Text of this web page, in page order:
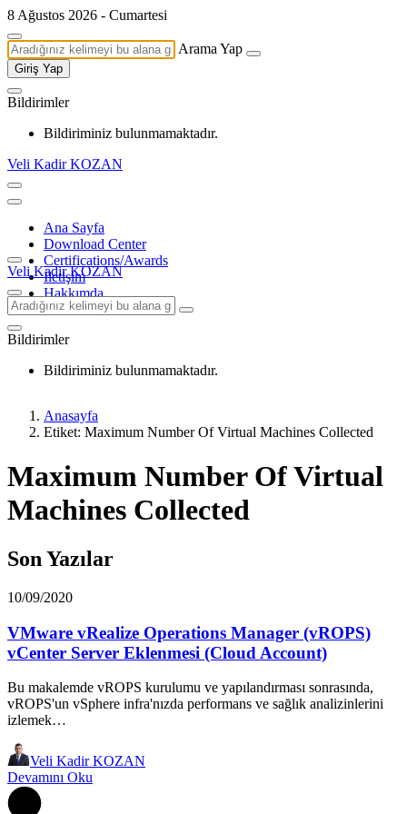
8 Ağustos 2026 - Cumartesi
Arama Yap
Giriş Yap
Bildirimler
Bildiriminiz bulunmamaktadır.
Veli Kadir KOZAN
Ana Sayfa
Download Center
Certifications/Awards
İletişim
Hakkımda
Veli Kadir KOZAN
Bildirimler
Bildiriminiz bulunmamaktadır.
Anasayfa
Etiket: Maximum Number Of Virtual Machines Collected
Maximum Number Of Virtual
Machines Collected
Son Yazılar
10/09/2020
VMware vRealize Operations Manager (vROPS)
vCenter Server Eklenmesi (Cloud Account)
Bu makalemde vROPS kurulumu ve yapılandırması sonrasında,
vROPS'un vSphere infra'nızda performans ve sağlık analizinlerini
izlemek…
Veli Kadir KOZAN
Devamını Oku